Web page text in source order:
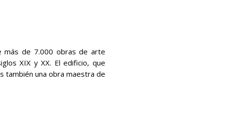
más de 7.000 obras de arte
XIX y XX. El edificio, que
también una obra maestra de